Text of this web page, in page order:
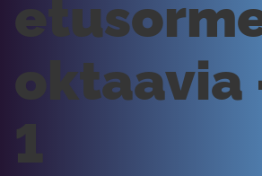
oktaavia
1